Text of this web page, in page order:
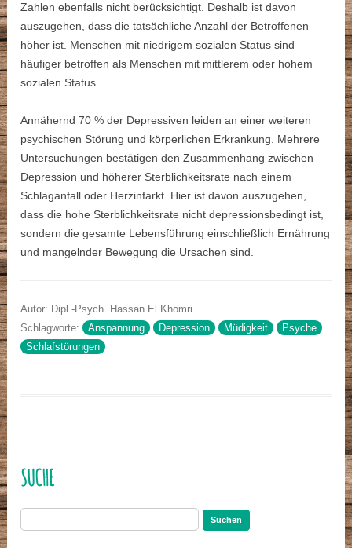
Zahlen ebenfalls nicht berücksichtigt. Deshalb ist davon
auszugehen, dass die tatsächliche Anzahl der Betroffenen
höher ist. Menschen mit niedrigem sozialen Status sind
häufiger betroffen als Menschen mit mittlerem oder hohem
sozialen Status.
Annähernd 70 % der Depressiven leiden an einer weiteren
psychischen Störung und körperlichen Erkrankung. Mehrere
Untersuchungen bestätigen den Zusammenhang zwischen
Depression und höherer Sterblichkeitsrate nach einem
Schlaganfall oder Herzinfarkt. Hier ist davon auszugehen,
dass die hohe Sterblichkeitsrate nicht depressionsbedingt ist,
sondern die gesamte Lebensführung einschließlich Ernährung
und mangelnder Bewegung die Ursachen sind.
Autor: Dipl.-Psych. Hassan El Khomri
Schlagworte: Anspannung Depression Müdigkeit
Psyche
Schlafstörungen
SUCHE
nach: